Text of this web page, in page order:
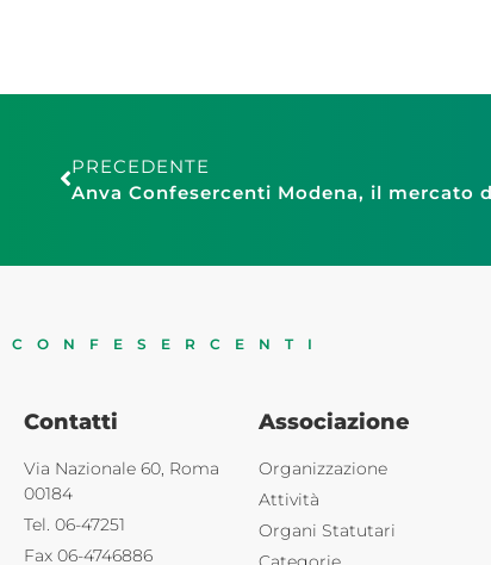
PRECEDENTE
CONFESERCENTI
Contatti
Via Nazionale 60, Roma
00184
Tel. 06-47251
Fax 06-4746886
Associazione
Organizzazione
Attività
Organi Statutari